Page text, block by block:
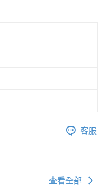
客服
查看全部